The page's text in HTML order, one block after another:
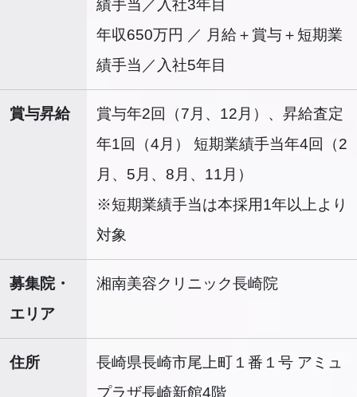
績手当／入社3年目
年収650万円 ／ 月給＋賞与＋短期業
績手当／入社5年目
賞与昇給
賞与年2回（7月、12月）、昇給査定
年1回（4月） 短期業績手当年4回（2
月、5月、8月、11月）
※短期業績手当は本採用1年以上より
対象
募集院・
エリア
湘南美容クリニック長崎院
住所
長崎県長崎市尾上町１番１号 アミュ
プラザ長崎新館4階